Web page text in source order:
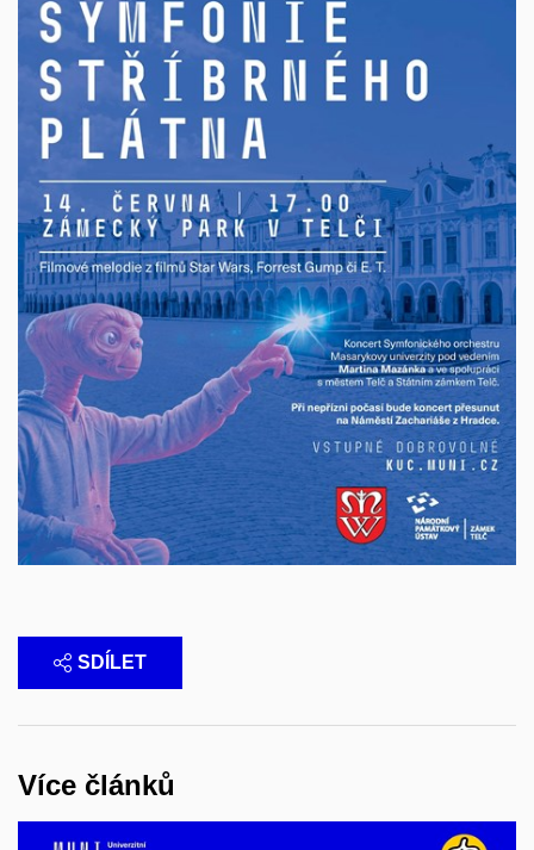
SDÍLET
Více článků